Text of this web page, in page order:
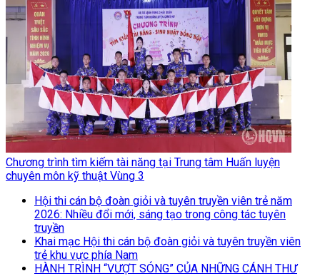
Chương trình tìm kiếm tài năng tại Trung tâm Huấn luyện
chuyên môn kỹ thuật Vùng 3
Hội thi cán bộ đoàn giỏi và tuyên truyền viên trẻ năm
2026: Nhiều đổi mới, sáng tạo trong công tác tuyên
truyền
Khai mạc Hội thi cán bộ đoàn giỏi và tuyên truyền viên
trẻ khu vực phía Nam
HÀNH TRÌNH “VƯỢT SÓNG” CỦA NHỮNG CÁNH THƯ